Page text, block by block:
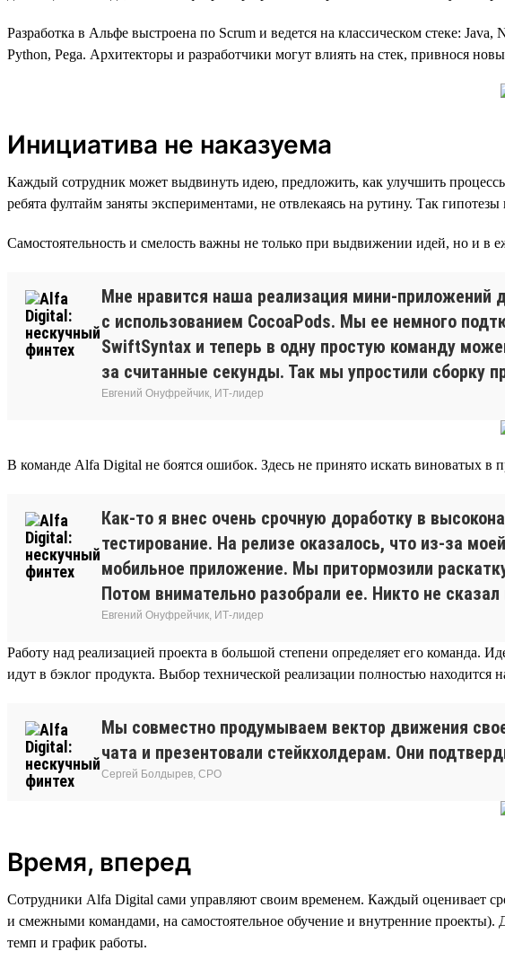
Разработка в Альфе выстроена по Scrum и ведется на классическом стеке:
Python, Pega. Архитекторы и разработчики могут влиять на стек, привнося
Инициатива не наказуема
Каждый сотрудник может выдвинуть идею, предложить, как улучшить
ребята фултайм заняты экспериментами, не отвлекаясь на рутину. Так
Самостоятельность и смелость важны не только при выдвижении идей, но и в
Мне нравится наша реализация мини-
с использованием CocoaPods. Мы ее немного
SwiftSyntax и теперь в одну простую команду
за считанные секунды. Так мы упростили сборку
Евгений Онуфрейчик, ИТ-лидер
В команде Alfa Digital не боятся ошибок. Здесь не принято искать виноватых в
Как-то я внес очень срочную доработку в
тестирование. На релизе оказалось, что из-за
мобильное приложение. Мы притормозили
Потом внимательно разобрали ее. Никто не
Евгений Онуфрейчик, ИТ-лидер
Работу над реализацией проекта в большой степени определяет его команда.
идут в бэклог продукта. Выбор технической реализации полностью находится
Мы совместно продумываем вектор движения
чата и презентовали стейкхолдерам. Они
Сергей Болдырев, СРО
Время, вперед
Сотрудники Alfa Digital сами управляют своим временем. Каждый оценивает
и смежными командами, на самостоятельное обучение и внутренние проекты).
темп и график работы.